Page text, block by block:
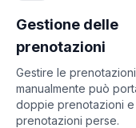
Gestione delle
prenotazioni
Gestire le prenotazioni
manualmente può
doppie prenotazioni e
prenotazioni perse.